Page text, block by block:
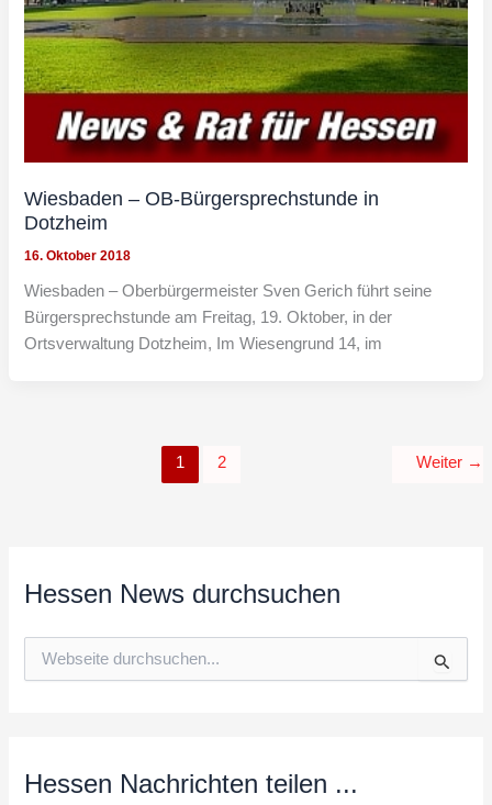
Wiesbaden – OB-Bürgersprechstunde in
Dotzheim
16. Oktober 2018
Wiesbaden – Oberbürgermeister Sven Gerich führt seine
Bürgersprechstunde am Freitag, 19. Oktober, in der
Ortsverwaltung Dotzheim, Im Wiesengrund 14, im
1 2 Weiter →
Hessen News durchsuchen
nHessen Nachrichten teilen ...